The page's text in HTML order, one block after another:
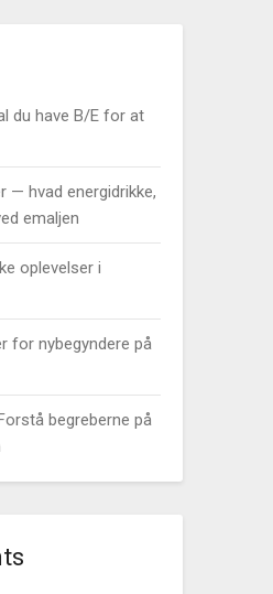
du have B/E for at
hvad energidrikke,
emaljen
oplevelser i
for nybegyndere på
begreberne på